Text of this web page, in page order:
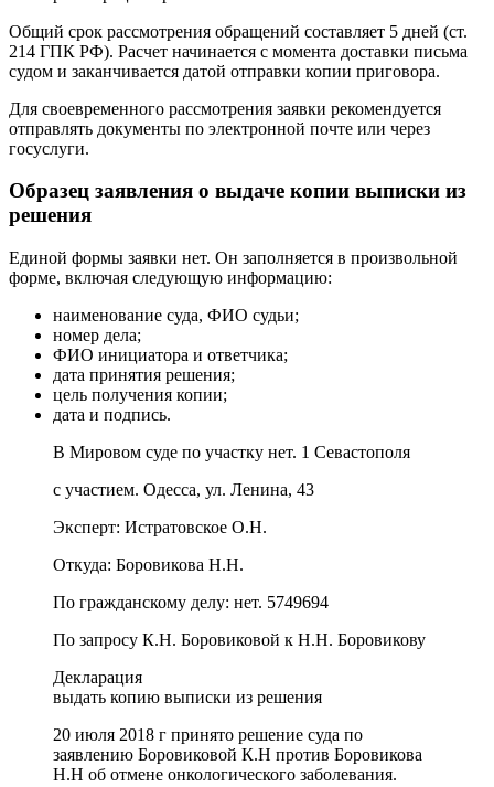
Общий срок рассмотрения обращений составляет 5 дней (ст.
214 ГПК РФ). Расчет начинается с момента доставки письма
судом и заканчивается датой отправки копии приговора.
Для своевременного рассмотрения заявки рекомендуется
отправлять документы по электронной почте или через
госуслуги.
Образец заявления о выдаче копии выписки из
решения
Единой формы заявки нет. Он заполняется в произвольной
форме, включая следующую информацию:
наименование суда, ФИО судьи;
номер дела;
ФИО инициатора и ответчика;
дата принятия решения;
цель получения копии;
дата и подпись.
В Мировом суде по участку нет. 1 Севастополя
с участием. Одесса, ул. Ленина, 43
Эксперт: Истратовское О.Н.
Откуда: Боровикова Н.Н.
По гражданскому делу: нет. 5749694
По запросу К.Н. Боровиковой к Н.Н. Боровикову
Декларация
выдать копию выписки из решения
20 июля 2018 г принято решение суда по
заявлению Боровиковой К.Н против Боровикова
Н.Н об отмене онкологического заболевания.